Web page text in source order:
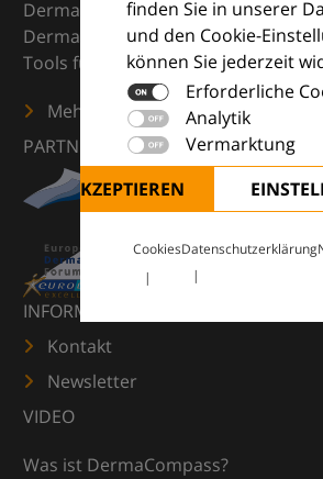
finden Sie in unserer
und den Cookie-
können Sie jederzeit
Erforderliche
Analytik
Vermarktung
ALLE AKZEPTIEREN
CookiesDatenschutzerklärung
DermaCompass ist Ihr digitaler
Dermatologie – mit Wissen,
Tools für den klinischen Alltag.
Mehr erfahren
PARTNER
INFORMATIONEN
Kontakt
Newsletter
VIDEO
Was ist DermaCompass?